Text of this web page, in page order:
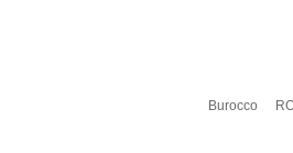
Burocco